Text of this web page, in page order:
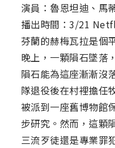
演員：魯恩坦迪、馬
播出時間：3/21
芬蘭的赫梅瓦拉是個
晚上，一顆隕石墜落
隕石能為這座漸漸沒
隊退役後在村裡擔任
被派到一座舊博物館
步研究。然而，這顆
三流歹徒還是專業罪